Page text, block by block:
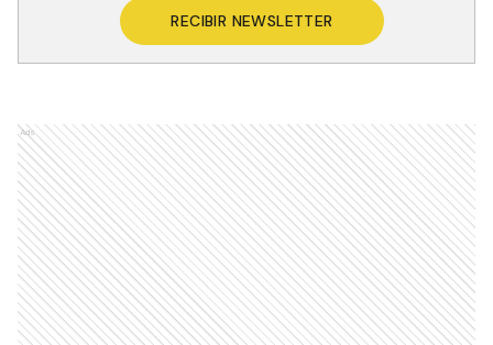
RECIBIR NEWSLETTER
Ads